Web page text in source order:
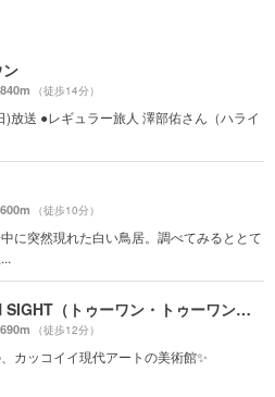
840m （徒歩14分）
放送 ●レギュラー旅人 澤部佑さん（ハライ
600m （徒歩10分）
に突然現れた白い鳥居。調べてみるととて
21_21 DESIGN SIGHT（トゥーワン・トゥーワン・デザインサイト）
690m （徒歩12分）
カッコイイ現代アートの美術館✨